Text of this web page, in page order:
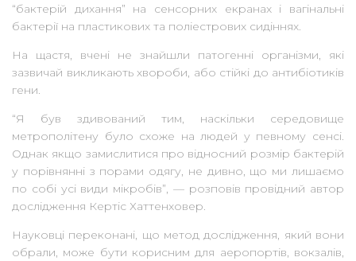
“бактерій дихання” на сенсорних екранах і вагінальні
бактерії на пластикових та поліестрових сидіннях.
На щастя, вчені не знайшли патогенні організми, які
зазвичай викликають хвороби, або стійкі до антибіотиків
гени.
“Я був здивований тим, наскільки середовище
метрополітену було схоже на людей у певному сенсі.
Однак якщо замислитися про відносний розмір бактерій
у порівнянні з порами одягу, не дивно, що ми лишаємо
по собі усі види мікробів”, — розповів провідний автор
дослідження Кертіс Хаттенховер.
Науковці переконані, що метод дослідження, який вони
обрали, може бути корисним для аеропортів, вокзалів,